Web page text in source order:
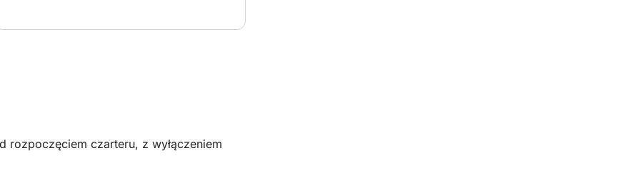
czarteru, z wyłączeniem